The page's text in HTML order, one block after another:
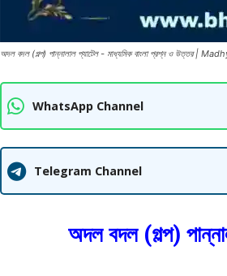
অদল বদল (গল্প) পান্নালাল প্যাটেল - মাধ্যমিক বাংলা প্রশ্ন ও
WhatsApp Channel
Telegram Channel
অদল বদল (গল্প)